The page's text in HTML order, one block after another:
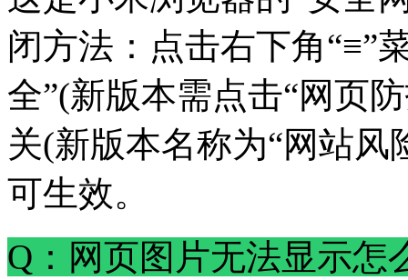
闭方法：点击右下角“≡”
全”(新版本需点击“网页
关(新版本名称为“网站
可生效。
Q：网页图片无法显示怎